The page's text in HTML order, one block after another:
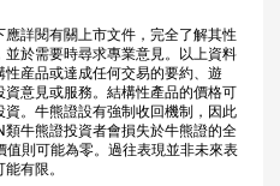
詳閱有關上市文件，完全了解其性
於需要時尋求專業意見。以上資料
産品或達成任何交易的要約、遊
意見或服務。結構性產品的價格可
。牛熊證設有強制收回機制，因此
牛熊證投資者會損失於牛熊證的全
則可能為零。過往表現並非未來表
有限。